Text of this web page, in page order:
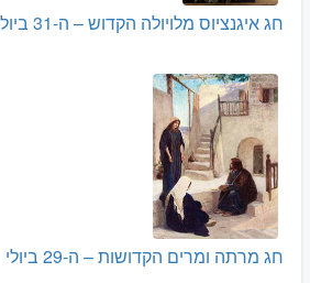
חג איגנציוס מלויולה הקדוש – ה-31 ביולי
חג מרתה ומרים הקדושות – ה-29 ביולי